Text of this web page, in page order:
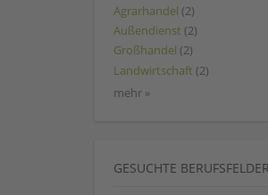
Agrarhandel (2)
Außendienst (2)
Großhandel (2)
Landwirtschaft (2)
mehr »
GESUCHTE BERUFSFELDER